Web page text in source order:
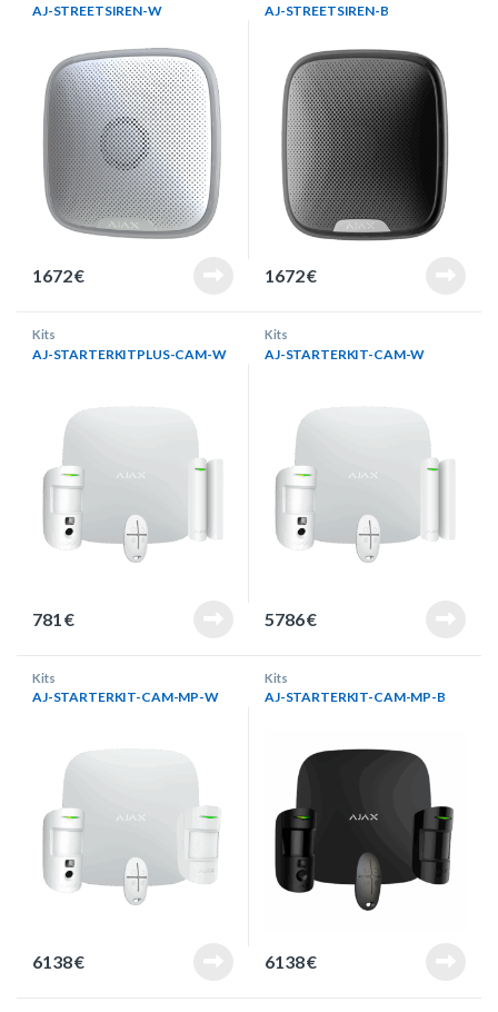
AJ-STREETSIREN-W
1672€
AJ-STREETSIREN-B
1672€
Kits
AJ-STARTERKITPLUS-CAM-W
781€
Kits
AJ-STARTERKIT-CAM-W
5786€
Kits
AJ-STARTERKIT-CAM-MP-W
6138€
Kits
AJ-STARTERKIT-CAM-MP-B
6138€